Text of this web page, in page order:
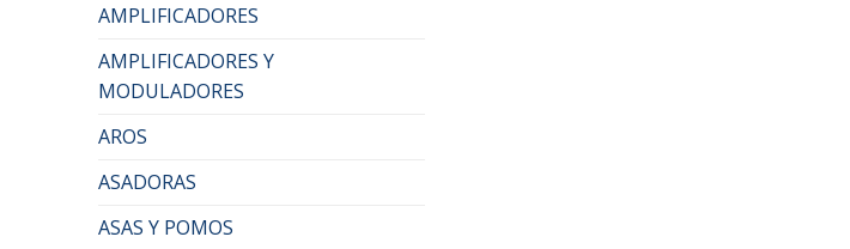
AMPLIFICADORES
AMPLIFICADORES Y
MODULADORES
AROS
ASADORAS
ASAS Y POMOS